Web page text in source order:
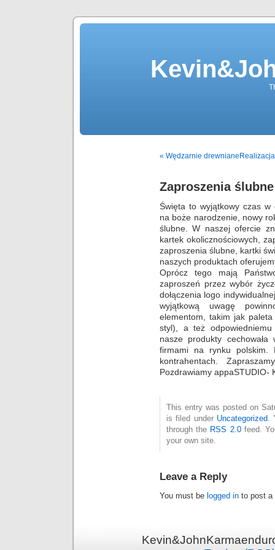
« Wędzarnie drewniane
Zaproszenia ślubne
Święta to wyjątkowy czas
na boże narodzenie, nowy
ślubne. W naszej ofercie
kartek okolicznościowych,
zaproszenia ślubne, kartki
naszych produktach
Oprócz tego mają
zaproszeń przez wybór
dołączenia logo
wyjątkową uwagę
elementom, takim jak
styl), a też
nasze produkty
firmami na rynku polskim.
kontrahentach.
Pozdrawiamy appaSTUDIO-
This entry was posted on
is filed under Uncategorized.
through the RSS 2.0feed.
your own site.
Leave a Reply
You must be logged in to post a